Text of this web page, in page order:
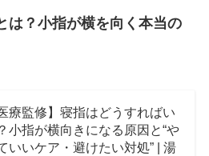
は？小指が横を向く本当の
医療監修】寝指はどうすればい
小指が横向きになる原因と“や
いいケア・避けたい対処” | 湯